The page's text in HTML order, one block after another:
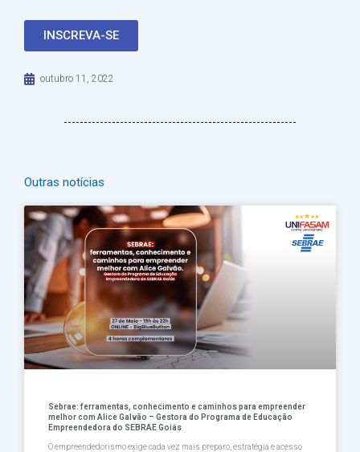
INSCREVA-SE
outubro 11, 2022
Outras notícias
Sebrae: ferramentas, conhecimento e caminhos para empreender
melhor com Alice Galvão – Gestora do Programa de Educação
Empreendedora do SEBRAE Goiás
O empreendedorismo exige cada vez mais preparo, estratégia e acesso
PáginaPágina
PáginaPáginaPágina